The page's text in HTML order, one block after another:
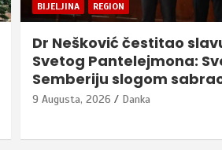
BIJELJINA REGION
Dr Nešković čestitao
Svetog Pantelejmona:
Semberiju slogom
9 Augusta, 2026 Danka